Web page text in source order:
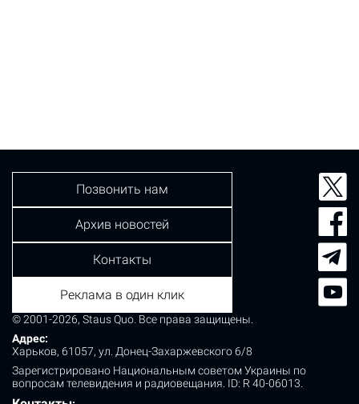
© 2001-2026, Staus Quo. Все права защищены.
Адрес:
Харьков, 61057, ул. Донец-Захаржевского 6/8
Зарегистрировано Национальным советом Украины по
вопросам телевидения и радиовещания. ID: R 40-06013.
Позвонить нам
Архив новостей
Контакты
Реклама в один клик